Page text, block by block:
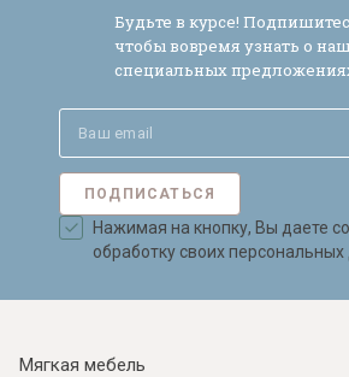
Будьте в курсе!
чтобы вовремя узнать о
специальных
ПОДПИСАТЬСЯ
Нажимая на кнопку, Вы даете
обработку своих
Мягкая мебель